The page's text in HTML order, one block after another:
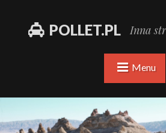
POLLET.PL Inna
Menu